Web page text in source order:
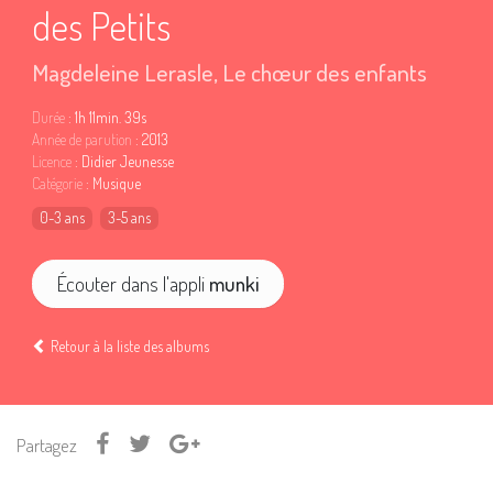
des Petits
Magdeleine Lerasle, Le chœur des enfants
Durée : 1h 11min. 39s
Année de parution : 2013
Licence : Didier Jeunesse
Catégorie : Musique
0-3 ans
3-5 ans
Écouter dans l'appli munki
Retour à la liste des albums
Partagez